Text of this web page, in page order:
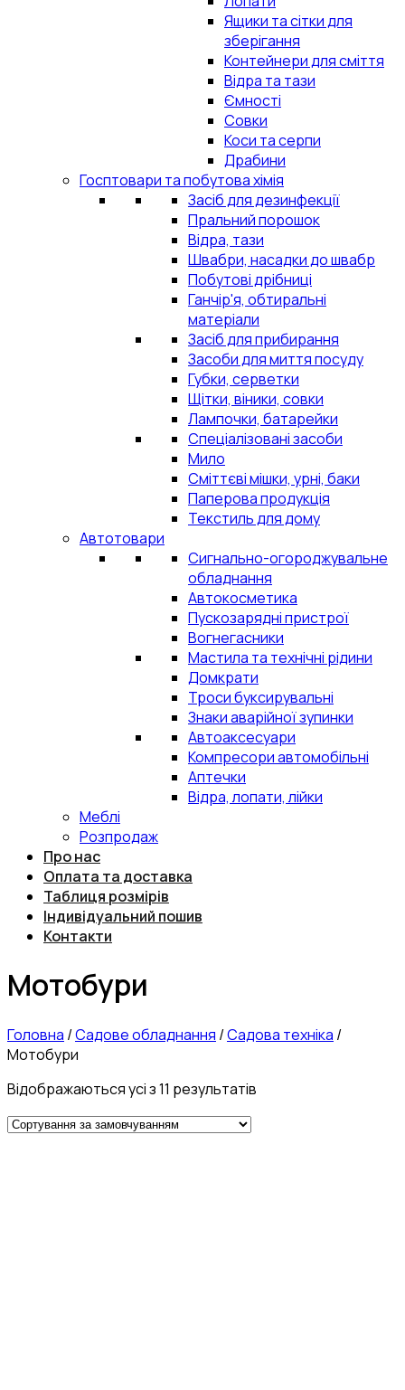
Ящики та сітки для
зберігання
Контейнери для сміття
Відра та тази
Ємності
Совки
Коси та серпи
Драбини
Госптовари та побутова хімія
Засіб для дезинфекції
Пральний порошок
Відра, тази
Швабри, насадки до швабр
Побутові дрібниці
Ганчір'я, обтиральні
матеріали
Засіб для прибирання
Засоби для миття посуду
Губки, серветки
Щітки, віники, совки
Лампочки, батарейки
Спеціалізовані засоби
Мило
Сміттєві мішки, урні, баки
Паперова продукція
Текстиль для дому
Автотовари
Сигнально-огороджувальне
обладнання
Автокосметика
Пускозарядні пристрої
Вогнегасники
Мастила та технічні рідини
Домкрати
Троси буксирувальні
Знаки аварійної зупинки
Автоаксесуари
Компресори автомобільні
Аптечки
Відра, лопати, лійки
Меблі
Розпродаж
Про нас
Оплата та доставка
Таблиця розмірів
Індивідуальний пошив
Контакти
Мотобури
Головна /Садове обладнання /Садова техніка /
Мотобури
Відображаються усі з 11 результатів